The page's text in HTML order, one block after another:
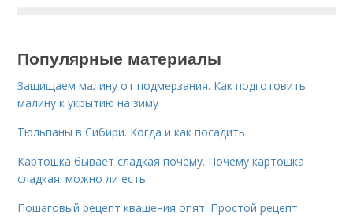
Популярные материалы
Защищаем малину от подмерзания. Как подготовить
малину к укрытию на зиму
Тюльпаны в Сибири. Когда и как посадить
Картошка бывает сладкая почему. Почему картошка
сладкая: можно ли есть
Пошаговый рецепт квашения опят. Простой рецепт